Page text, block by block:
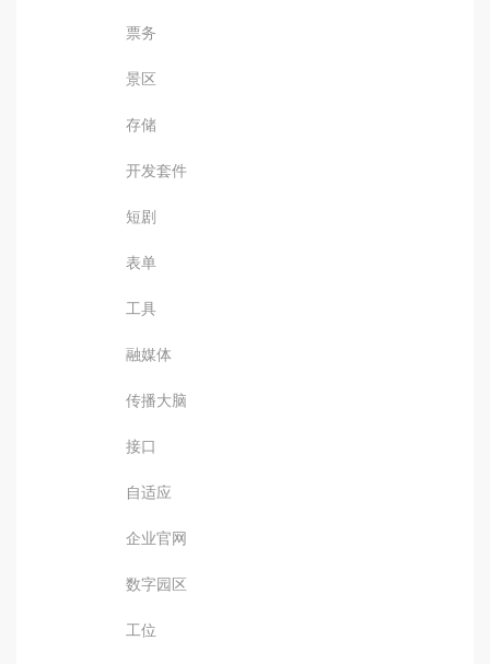
票务
景区
存储
开发套件
短剧
表单
工具
融媒体
传播大脑
接口
自适应
企业官网
数字园区
工位